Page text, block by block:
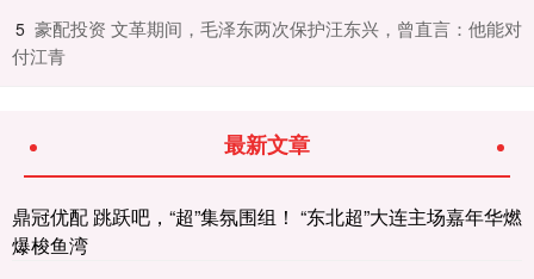
5 ​豪配投资 文革期间，毛泽东两次保护汪东兴，曾直言：他能对
付江青
最新文章
鼎冠优配 跳跃吧，“超”集氛围组！ “东北超”大连主场嘉年华燃
爆梭鱼湾